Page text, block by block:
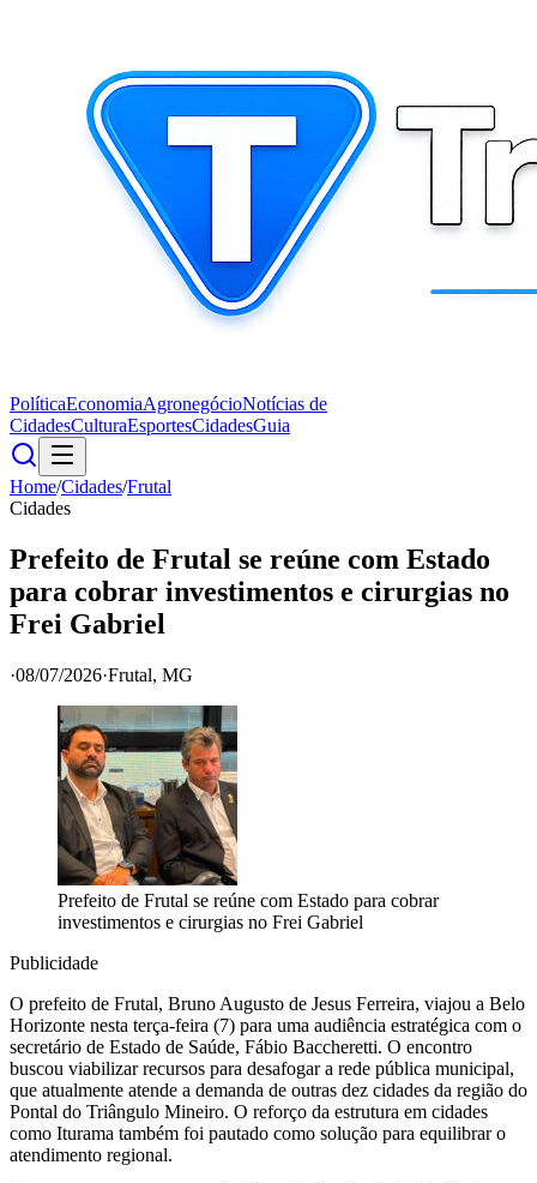
PolíticaEconomiaAgronegócioNotícias de
CidadesCulturaEsportesCidadesGuia
Home/Cidades/Frutal
Cidades
Prefeito de Frutal se reúne com Estado
para cobrar investimentos e cirurgias no
Frei Gabriel
·08/07/2026·Frutal, MG
Prefeito de Frutal se reúne com Estado para cobrar
investimentos e cirurgias no Frei Gabriel
Publicidade
O prefeito de Frutal, Bruno Augusto de Jesus Ferreira, viajou a Belo
Horizonte nesta terça-feira (7) para uma audiência estratégica com o
secretário de Estado de Saúde, Fábio Baccheretti. O encontro
buscou viabilizar recursos para desafogar a rede pública municipal,
que atualmente atende a demanda de outras dez cidades da região do
Pontal do Triângulo Mineiro. O reforço da estrutura em cidades
como Iturama também foi pautado como solução para equilibrar o
atendimento regional.